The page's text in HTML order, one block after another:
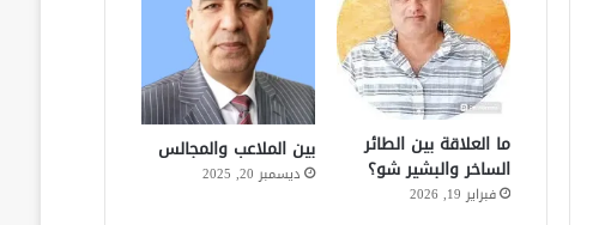
ما العلاقة بين الطائر
الساخر والبشير شو؟
فبراير 19, 2026
بين الملاعب والمجالس
ديسمبر 20, 2025